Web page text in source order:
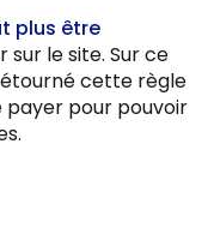
plus être
sur le site. Sur ce
cette règle
payer pour pouvoir